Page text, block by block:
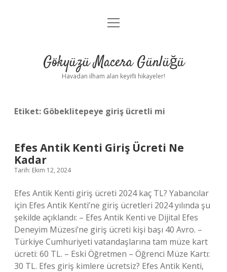
Anasayfa
Yasal Uyarı
menüyü
Gökyüzü Macera Günlüğü
Havadan ilham alan keyifli hikayeler!
Etiket: Göbeklitepeye giriş ücretli mi
Efes Antik Kenti Giriş Ücreti Ne
Kadar
Tarih: Ekim 12, 2024
Efes Antik Kenti giriş ücreti 2024 kaç TL? Yabancılar
için Efes Antik Kenti’ne giriş ücretleri 2024 yılında şu
şekilde açıklandı: – Efes Antik Kenti ve Dijital Efes
Deneyim Müzesi’ne giriş ücreti kişi başı 40 Avro. –
Türkiye Cumhuriyeti vatandaşlarına tam müze kart
ücreti: 60 TL. – Eski Öğretmen – Öğrenci Müze Kartı:
30 TL. Efes giriş kimlere ücretsiz? Efes Antik Kenti,